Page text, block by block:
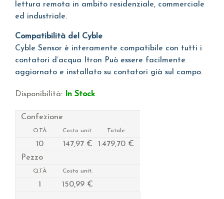
lettura remota in ambito residenziale, commerciale
ed industriale.
Compatibilità del Cyble
Cyble Sensor è interamente compatibile con tutti i
contatori d’acqua Itron Può essere facilmente
aggiornato e installato su contatori già sul campo.
Disponibilità: In Stock
Confezione
Q.TÀ Costo unit. Totale
10 147,97 €
1.479,70 €
Pezzo
Q.TÀ Costo unit.
1 150,99 €